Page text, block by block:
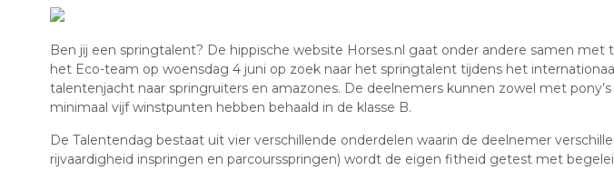
Ben jij een springtalent? De hippische website Horses.nl gaat onder andere samen
het Eco-team op woensdag 4 juni op zoek naar het springtalent tijdens het
talentenjacht naar springruiters en amazones. De deelnemers kunnen zowel met
minimaal vijf winstpunten hebben behaald in de klasse B.
De Talentendag bestaat uit vier verschillende onderdelen waarin de deelnemer
rijvaardigheid inspringen en parcoursspringen) wordt de eigen fitheid getest met